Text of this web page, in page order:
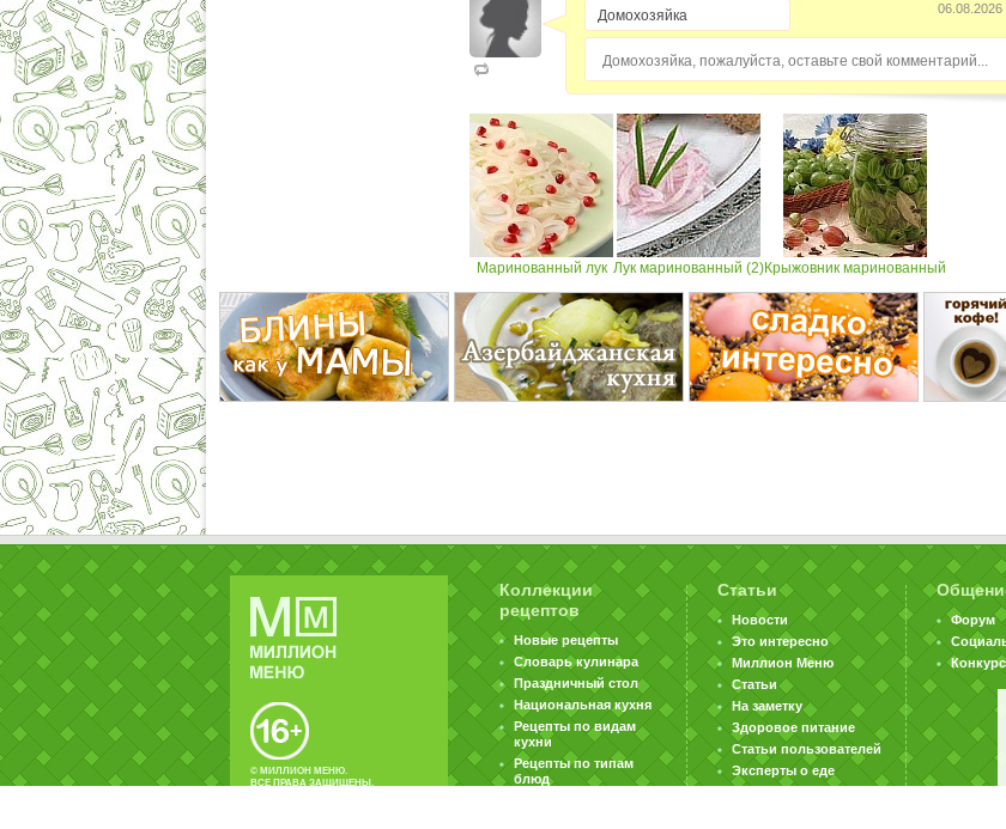
06.08.2026
Домохозяйка, пожалуйста, оставьте свой комментарий...
Маринованный лук Лук маринованный (2)Крыжовник маринованный
© МИЛЛИОН МЕНЮ.
ВСЕ ПРАВА ЗАЩИЩЕНЫ.
Коллекции
рецептов
Новые рецепты
Словарь кулинара
Праздничный стол
Национальная кухня
Рецепты по видам
кухни
Рецепты по типам
блюд
Статьи
Новости
Это интересно
Миллион Меню
Статьи
На заметку
Здоровое питание
Статьи пользователей
Эксперты о еде
Форум